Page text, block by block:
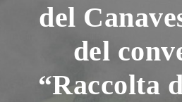
del
del
“Raccolta